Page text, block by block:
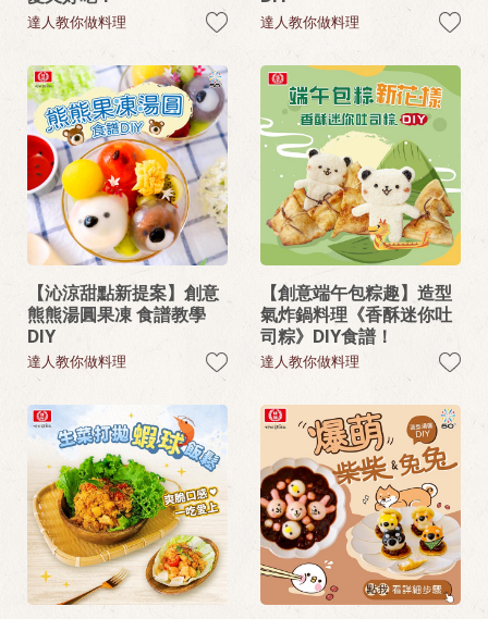
達人教你做料理 達人教你做料理
【沁涼甜點新提案】創意
熊熊湯圓果凍 食譜教學
DIY
達人教你做料理
【創意端午包粽趣】造型
氣炸鍋料理《香酥迷你吐
司粽》DIY食譜！
達人教你做料理